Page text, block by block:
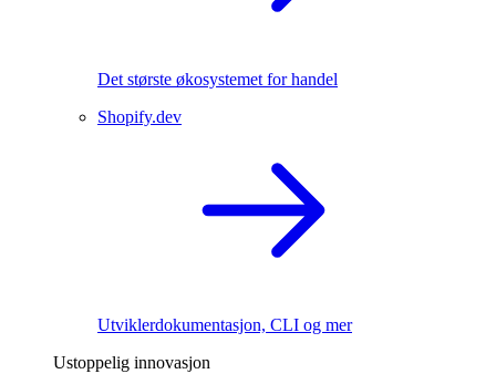
Det største økosystemet for handel
Shopify.dev
Utviklerdokumentasjon, CLI og mer
Ustoppelig innovasjon